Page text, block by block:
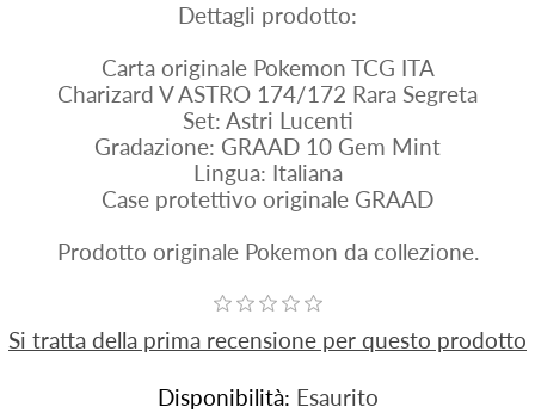
Dettagli prodotto:
Carta originale Pokemon TCG ITA
Charizard V ASTRO 174/172 Rara Segreta
Set: Astri Lucenti
Gradazione: GRAAD 10 Gem Mint
Lingua: Italiana
Case protettivo originale GRAAD
Prodotto originale Pokemon da collezione.
Si tratta della prima recensione per questo prodotto
Disponibilità: Esaurito